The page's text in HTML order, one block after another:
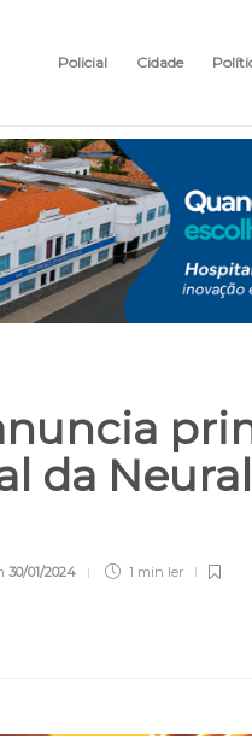
Policial Cidade
da
30/01/2024 1 min ler